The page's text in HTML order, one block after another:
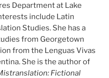
Department at Lake
include Latin
Studies. She has a
from Georgetown
from the Lenguas Vivas
She is the author of
Fictional